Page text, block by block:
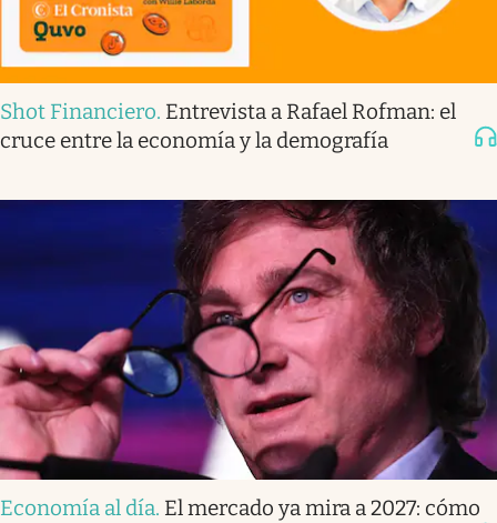
Shot Financiero. Entrevista a Rafael Rofman: el
cruce entre la economía y la demografía
Economía al día. El mercado ya mira a 2027: cómo